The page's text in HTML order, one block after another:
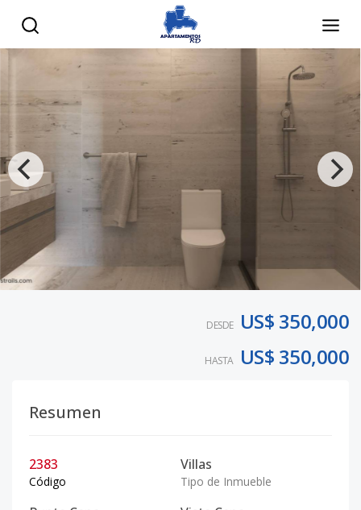
DESDE US$ 350,000
HASTA US$ 350,000
Resumen
2383
Código
Villas
Tipo de Inmueble